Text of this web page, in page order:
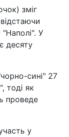
зміг
"Наполі". У
десяту
сині" 27
тоді як
проведе
у